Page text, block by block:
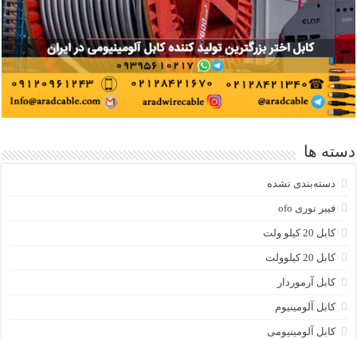
دسته ها
دسته‌بندی نشده
فیبر نوری ofo
کابل 20 کیلو ولت
کابل 20 کیلوولت
کابل آرموردار
کابل آلومینیوم
کابل آلومینیومی